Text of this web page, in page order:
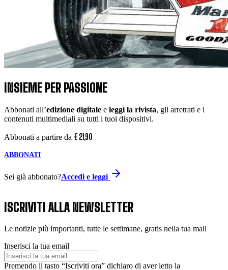
INSIEME PER PASSIONE
Abbonati all’edizione digitale e leggi la rivista, gli arretrati e i
contenuti multimediali su tutti i tuoi dispositivi.
Abbonati a partire da € 21,90
ABBONATI
Sei già abbonato?Accedi e leggi
ISCRIVITI ALLA NEWSLETTER
Le notizie più importanti, tutte le settimane, gratis nella tua mail
Inserisci la tua email
Premendo il tasto “Iscriviti ora” dichiaro di aver letto la